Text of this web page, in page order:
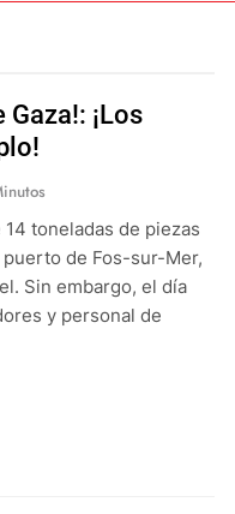
¡Los
toneladas de piezas
de Fos-sur-Mer,
Sin embargo, el día
y personal de